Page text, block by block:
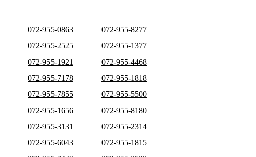
072-955-0863
072-955-8277
072-955-2525
072-955-1377
072-955-1921
072-955-4468
072-955-7178
072-955-1818
072-955-7855
072-955-5500
072-955-1656
072-955-8180
072-955-3131
072-955-2314
072-955-6043
072-955-1815